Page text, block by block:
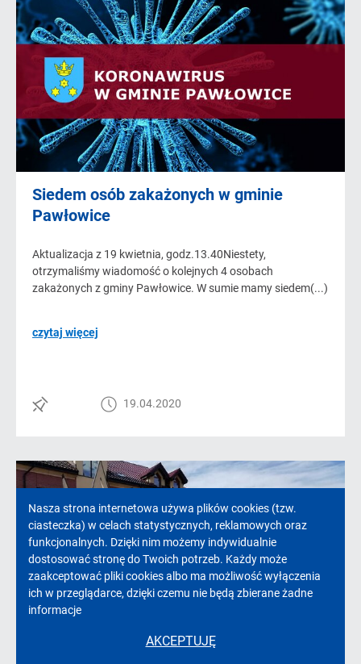
Siedem osób zakażonych w gminie
Pawłowice
Aktualizacja z 19 kwietnia, godz.13.40Niestety,
otrzymaliśmy wiadomość o kolejnych 4 osobach
zakażonych z gminy Pawłowice. W sumie mamy siedem(...)
czytaj więcej
19.04.2020
Informacja
o
cookies!
Nasza strona internetowa używa plików cookies (tzw.
ciasteczka) w celach statystycznych, reklamowych oraz
funkcjonalnych. Dzięki nim możemy indywidualnie
dostosować stronę do Twoich potrzeb. Każdy może
zaakceptować pliki cookies albo ma możliwość wyłączenia
ich w przeglądarce, dzięki czemu nie będą zbierane żadne
informacje
AKCEPTUJĘ